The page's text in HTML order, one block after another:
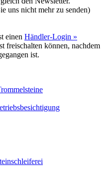
uns nicht mehr zu senden)
einen Händler-Login »
freischalten können, nachdem
ist.